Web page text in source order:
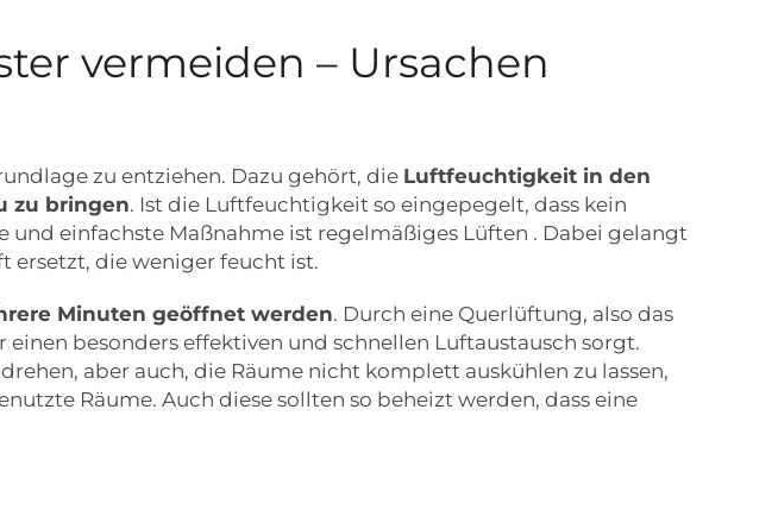
vermeiden – Ursachen
zu entziehen. Dazu gehört, die Luftfeuchtigkeit in den
zu bringen. Ist die Luftfeuchtigkeit so eingepegelt, dass kein
einfachste Maßnahme ist regelmäßiges Lüften . Dabei gelangt
ersetzt, die weniger feucht ist.
Minuten geöffnet werden. Durch eine Querlüftung, also das
besonders effektiven und schnellen Luftaustausch sorgt.
aber auch, die Räume nicht komplett auskühlen zu lassen,
Räume. Auch diese sollten so beheizt werden, dass eine